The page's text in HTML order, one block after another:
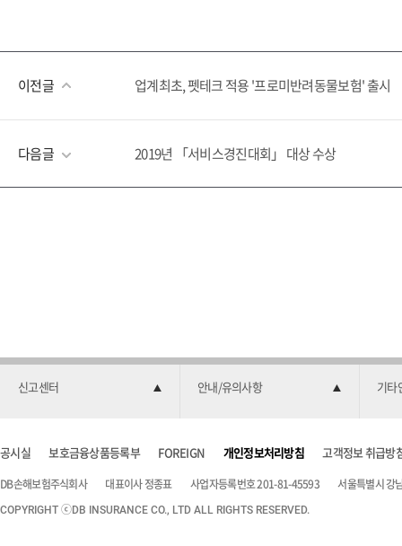
이전글 업계최초, 펫테크 적용 '프로미반려동물보험' 출시
다음글 2019년 「서비스경진대회」 대상 수상
신고센터 안내/유의사항 기타
공시실 보호금융상품등록부 FOREIGN 개인정보처리방침 고객정보 취급방
DB손해보험주식회사 대표이사 정종표 사업자등록번호 201-81-45593 서울특별시 강
COPYRIGHT ⓒDB INSURANCE CO., LTD ALL RIGHTS RESERVED.